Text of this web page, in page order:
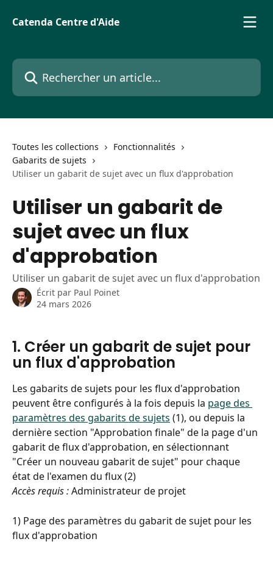
Catenda Centre d'Aide
Rechercher un article...
Toutes les collections
Fonctionnalités
Gabarits de sujets
Utiliser un gabarit de sujet avec un flux d'approbation
Utiliser un gabarit de
sujet avec un flux
d'approbation
Utiliser un gabarit de sujet avec un flux d'approbation
Écrit par Paul Poinet
24 mars 2026
1. Créer un gabarit de sujet pour
un flux d'approbation
Les gabarits de sujets pour les flux d'approbation
peuvent être configurés à la fois depuis la page des
paramètres des gabarits de sujets (1), ou depuis la
dernière section "Approbation finale" de la page d'un
gabarit de flux d'approbation, en sélectionnant
"Créer un nouveau gabarit de sujet" pour chaque
état de l'examen du flux (2)
Accès requis : Administrateur de projet
1) Page des paramètres du gabarit de sujet pour les
flux d'approbation